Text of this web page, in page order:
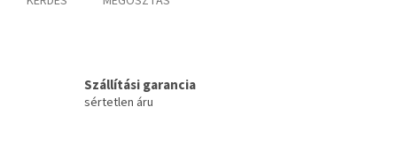
Szállítási garancia
sértetlen áru